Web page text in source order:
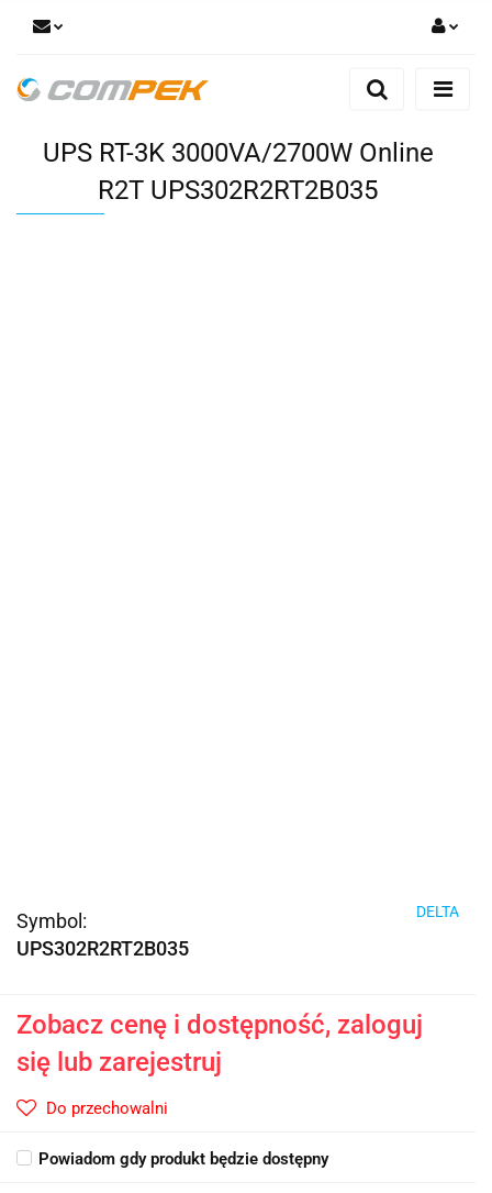
Zaloguj się
Dodaj zgłoszenie
Zgody cookies
UPS RT-3K 3000VA/2700W Online
R2T UPS302R2RT2B035
Symbol:
UPS302R2RT2B035
DELTA
Zobacz cenę i dostępność, zaloguj
się lub zarejestruj
Do przechowalni
Powiadom gdy produkt będzie dostępny